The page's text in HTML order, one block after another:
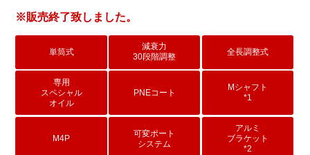
※販売終了致しました。
単筒式
減衰力
30段階調整
全長調整式
専用
スペシャル
オイル
PNEコート
Mシャフト
*1
M4P
可変ポート
システム
アルミ
ブラケット
*2